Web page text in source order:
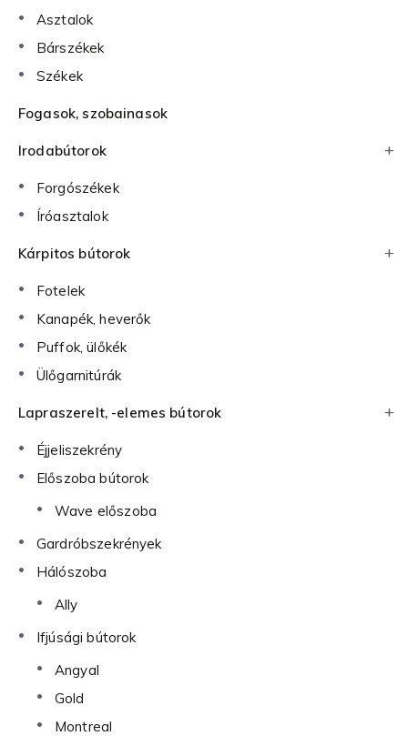
Asztalok
Bárszékek
Székek
Fogasok, szobainasok
Irodabútorok
Forgószékek
Íróasztalok
Kárpitos bútorok
Fotelek
Kanapék, heverők
Puffok, ülőkék
Ülőgarnitúrák
Lapraszerelt, -elemes bútorok
Éjjeliszekrény
Előszoba bútorok
Wave előszoba
Gardróbszekrények
Hálószoba
Ally
Ifjúsági bútorok
Angyal
Gold
Montreal